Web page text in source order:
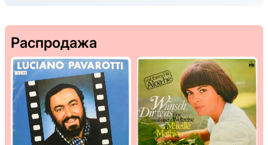
Распродажа